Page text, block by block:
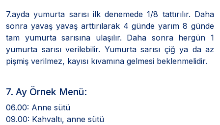
7.ayda yumurta sarısı ilk denemede 1/8 tattırılır. Daha
sonra yavaş yavaş arttırılarak 4 günde yarım 8 günde
tam yumurta sarısına ulaşılır. Daha sonra hergün 1
yumurta sarısı verilebilir. Yumurta sarısı çiğ ya da az
pişmiş verilmez, kayısı kıvamına gelmesi beklenmelidir.
7. Ay Örnek Menü:
06.00: Anne sütü
09.00: Kahvaltı, anne sütü